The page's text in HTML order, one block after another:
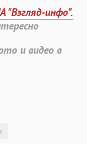
"Взгляд-инфо".
и видео в